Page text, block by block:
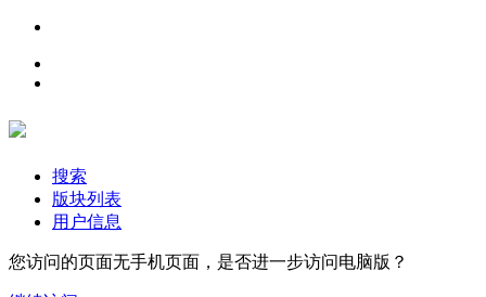
搜索
版块列表
用户信息
您访问的页面无手机页面，是否进一步访问电脑版？